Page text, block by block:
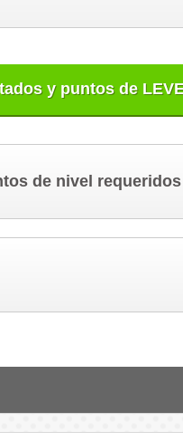
y puntos de
de nivel requeridos